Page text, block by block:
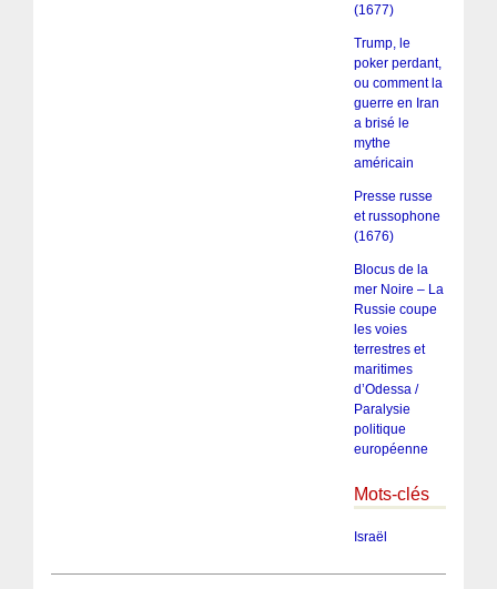
(1677)
Trump, le
poker perdant,
ou comment la
guerre en Iran
a brisé le
mythe
américain
Presse russe
et russophone
(1676)
Blocus de la
mer Noire – La
Russie coupe
les voies
terrestres et
maritimes
d’Odessa /
Paralysie
politique
européenne
Mots-clés
Israël